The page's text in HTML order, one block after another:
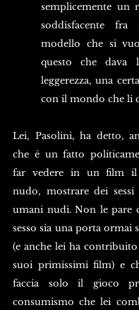
semplicemente un
soddisfacente
modello che si
questo che dava
leggerezza, una
con il mondo che li
Lei, Pasolini, ha detto,
che è un fatto
far vedere in un film il
nudo, mostrare dei
umani nudi. Non le pare
sesso sia una porta ormai
(e anche lei ha
suoi primissimi film) e
faccia solo il gioco
consumismo che lei